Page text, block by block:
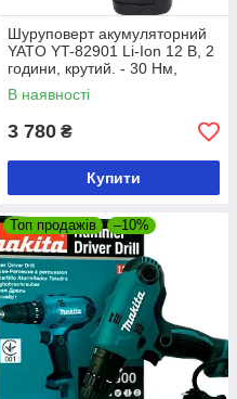
Шуруповерт акумуляторний
YATO YT-82901 Li-Ion 12 В, 2
години, крутий. - 30 Нм,
патрон he10 мм
В наявності
3 780 ₴
Купити
Топ продажів –10%